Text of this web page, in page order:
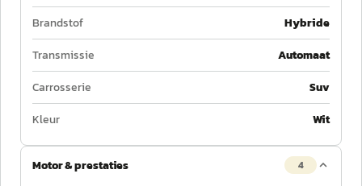
Brandstof
Hybride
Transmissie
Automaat
Carrosserie
Suv
Kleur
Wit
Motor & prestaties 4